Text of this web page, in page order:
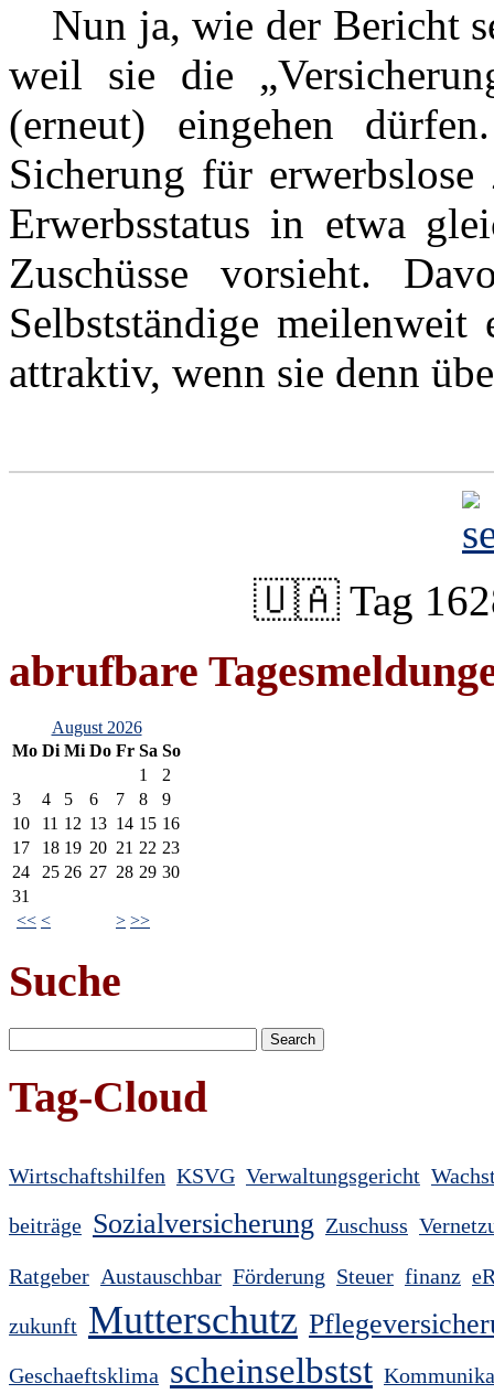
Nun ja, wie der Bericht
weil sie die
(erneut) eingehen
Sicherung für
Erwerbsstatus in etwa
Zuschüsse vorsieht.
Selbstständige
attraktiv, wenn sie denn
🇺🇦 Tag
abrufbare
August 2026
Mo Di Mi Do Fr Sa So
1
2
3
4 5 6 7 8
9
10
11 12 13 14 15 16
17
18 19 20 21 22 23
24
25 26 27 28 29 30
31
<< < > >>
Suche
Tag-Cloud
Wirtschaftshilfen KSVG Verwaltungsgericht
beiträge Sozialversicherung Zuschuss
Ratgeber Austauschbar Förderung Steuer finanz
zukunft Mutterschutz
Geschaeftsklima scheinselbstst